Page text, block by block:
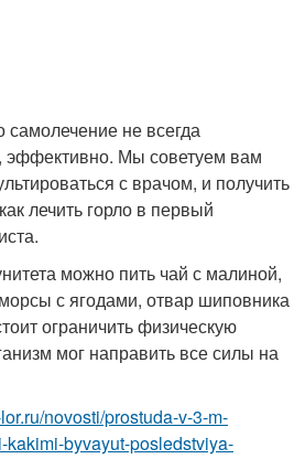
не всегда
эффективно. Мы советуем вам
с врачом, и получить
лечить горло в первый
можно пить чай с малиной,
с ягодами, отвар шиповника
ограничить физическую
мог направить все силы на
novosti/prostuda-v-3-m-
kakimi-byvayut-posledstviya-